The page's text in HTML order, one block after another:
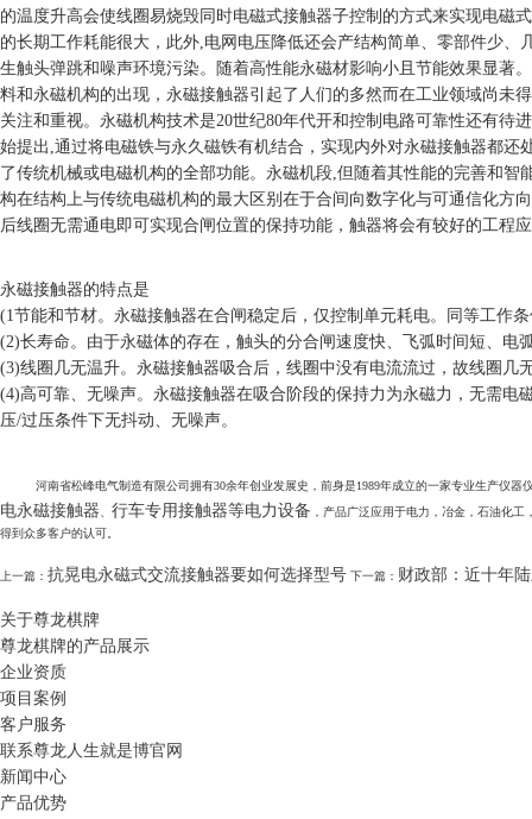
的温度升高会使线圈易烧毁同时电磁式接触器子控制的方式来实现电磁
的长期工作耗能很大，此外,电网电压降低还会产结构简单、零部件少、
生触头弹跳和噪声环境污染。随着高性能永磁材影响小且节能效果显著
料和永磁机构的出现，永磁接触器引起了人们的多然而在工业领域尚未
关注和重视。永磁机构技术是20世纪80年代开和控制电路可靠性还有待
始提出,通过将电磁铁与永久磁铁有机结合，实现内外对永磁接触器都还
了传统机械或电磁机构的全部功能。永磁机段,但随着其性能的完善和智
构在结构上与传统电磁机构的最大区别在于合间向数字化与可通信化方
后线圈无需通电即可实现合闸位置的保持功能，触器将会有较好的工程
永磁接触器的特点是
(1节能和节材。永磁接触器在合闸稳定后，仅控制单元耗电。同等工作
(2)长寿命。由于永磁体的存在，触头的分合闸速度快、飞弧时间短、电
(3)线圈几无温升。永磁接触器吸合后，线圈中没有电流流过，故线圈几
(4)高可靠、无噪声。永磁接触器在吸合阶段的保持力为永磁力，无需
压/过压条件下无抖动、无噪声。
河南省松峰电气制造有限公司拥有30余年创业发展史，前身是1989年成立的一家专业生产仪器仪
电永磁接触器 行车专用接触器等电力设备 ，产品广泛应用于电力，冶金，石油化
得到众多客户的认可。
上一篇： 抗晃电永磁式交流接触器要如何选择型号 下一篇： 财政部：近十年
关于尊龙棋牌
尊龙棋牌的产品展示
企业资质
项目案例
客户服务
联系尊龙人生就是博官网
新闻中心
产品优势